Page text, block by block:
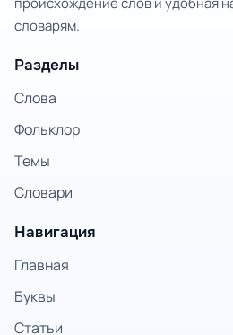
словарям.
Разделы
Слова
Фольклор
Темы
Словари
Навигация
Главная
Буквы
Статьи